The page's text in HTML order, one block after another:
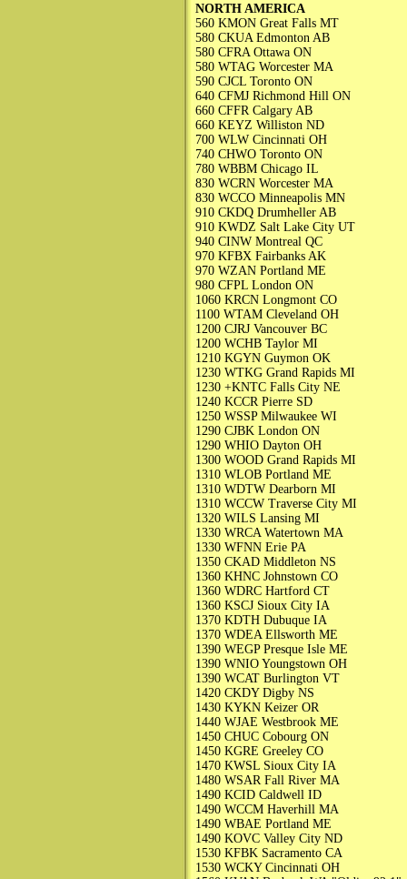
NORTH AMERICA
560 KMON Great Falls MT
580 CKUA Edmonton AB
580 CFRA Ottawa ON
580 WTAG Worcester MA
590 CJCL Toronto ON
640 CFMJ Richmond Hill ON
660 CFFR Calgary AB
660 KEYZ Williston ND
700 WLW Cincinnati OH
740 CHWO Toronto ON
780 WBBM Chicago IL
830 WCRN Worcester MA
830 WCCO Minneapolis MN
910 CKDQ Drumheller AB
910 KWDZ Salt Lake City UT
940 CINW Montreal QC
970 KFBX Fairbanks AK
970 WZAN Portland ME
980 CFPL London ON
1060 KRCN Longmont CO
1100 WTAM Cleveland OH
1200 CJRJ Vancouver BC
1200 WCHB Taylor MI
1210 KGYN Guymon OK
1230 WTKG Grand Rapids MI
1230 +KNTC Falls City NE
1240 KCCR Pierre SD
1250 WSSP Milwaukee WI
1290 CJBK London ON
1290 WHIO Dayton OH
1300 WOOD Grand Rapids MI
1310 WLOB Portland ME
1310 WDTW Dearborn MI
1310 WCCW Traverse City MI
1320 WILS Lansing MI
1330 WRCA Watertown MA
1330 WFNN Erie PA
1350 CKAD Middleton NS
1360 KHNC Johnstown CO
1360 WDRC Hartford CT
1360 KSCJ Sioux City IA
1370 KDTH Dubuque IA
1370 WDEA Ellsworth ME
1390 WEGP Presque Isle ME
1390 WNIO Youngstown OH
1390 WCAT Burlington VT
1420 CKDY Digby NS
1430 KYKN Keizer OR
1440 WJAE Westbrook ME
1450 CHUC Cobourg ON
1450 KGRE Greeley CO
1470 KWSL Sioux City IA
1480 WSAR Fall River MA
1490 KCID Caldwell ID
1490 WCCM Haverhill MA
1490 WBAE Portland ME
1490 KOVC Valley City ND
1530 KFBK Sacramento CA
1530 WCKY Cincinnati OH